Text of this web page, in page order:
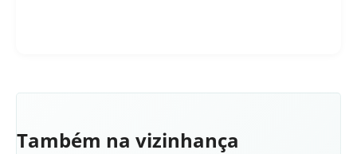
Também na vizinhança